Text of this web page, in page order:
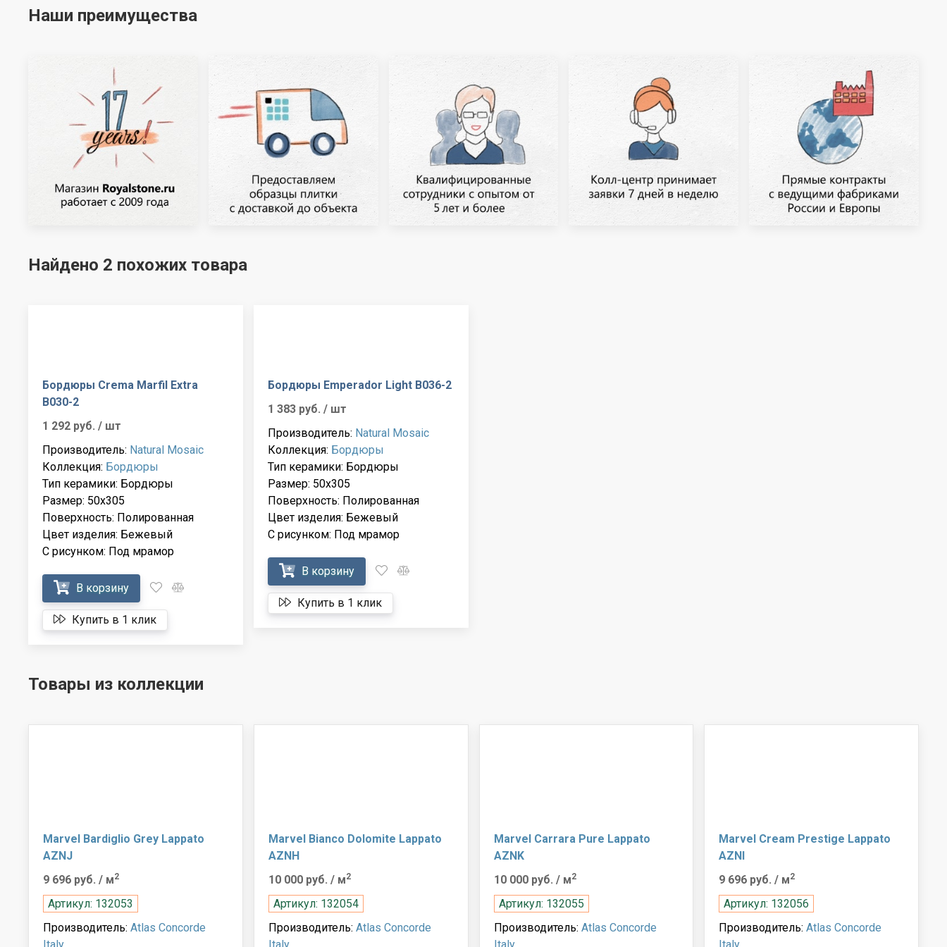
Наши преимущества
Найдено 2 похожих товара
Бордюры Crema Marfil Extra
B030-2
1 292 руб. / шт
Производитель: Natural Mosaic
Коллекция: Бордюры
Тип керамики: Бордюры
Размер: 50x305
Поверхность: Полированная
Цвет изделия: Бежевый
С рисунком: Под мрамор
В корзину
Купить в 1 клик
Бордюры Emperador Light B036-2
1 383 руб. / шт
Производитель: Natural Mosaic
Коллекция: Бордюры
Тип керамики: Бордюры
Размер: 50x305
Поверхность: Полированная
Цвет изделия: Бежевый
С рисунком: Под мрамор
В корзину
Купить в 1 клик
Товары из коллекции
Marvel Bardiglio Grey Lappato
AZNJ
9 696 руб. / м2
Артикул: 132053
Производитель: Atlas Concorde
Marvel Bianco Dolomite Lappato
AZNH
10 000 руб. / м2
Артикул: 132054
Производитель: Atlas Concorde
Marvel Carrara Pure Lappato
AZNK
10 000 руб. / м2
Артикул: 132055
Производитель: Atlas Concorde
Marvel Cream Prestige Lappato
AZNI
9 696 руб./ м2
Артикул: 132056
Производитель:Atlas Concorde